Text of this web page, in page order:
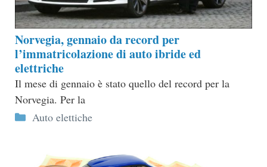
Norvegia, gennaio da record per
l’immatricolazione di auto ibride ed
elettriche
Il mese di gennaio è stato quello del record per la
Norvegia. Per la
Categorie
Auto elettiche